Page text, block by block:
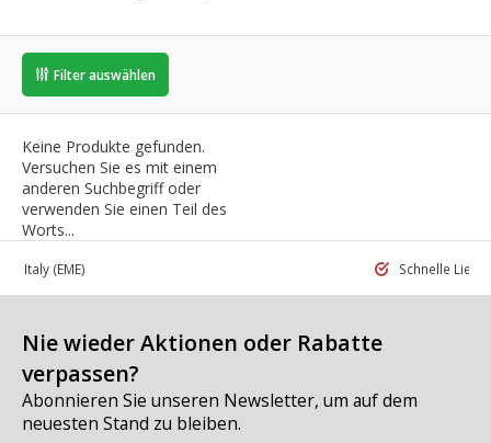
Filter auswählen
Keine Produkte gefunden.
Versuchen Sie es mit einem
anderen Suchbegriff oder
verwenden Sie einen Teil des
Worts...
in Italy (EME) Schnelle
Nie wieder Aktionen oder Rabatte
verpassen?
Abonnieren Sie unseren Newsletter, um auf dem
neuesten Stand zu bleiben.